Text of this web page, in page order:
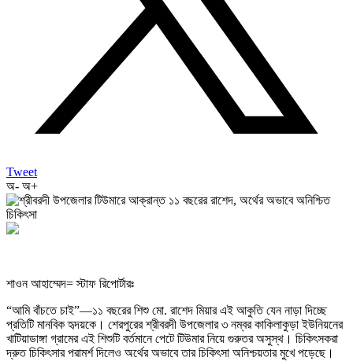
Tweet
অ- অ+
শাওন আহাম্মেদ= স্টাফ রিপোর্টারঃ
“আমি বাঁচতে চাই”—১১ বছরের শিশু মো. রাশেদ মিয়ার এই আকুতি যেন নাড়া দিচ্ছে
প্রতিটি মানবিক হৃদয়কে। শেরপুরের শ্রীবরদী উপজেলার ৩ নম্বর কাকিলাকুড়া ইউনিয়নের
খাটিয়াডাঙ্গা গ্রামের এই শিশুটি বর্তমানে পেটে টিউমার নিয়ে গুরুতর অসুস্থ। চিকিৎসকরা
দ্রুত চিকিৎসার পরামর্শ দিলেও অর্থের অভাবে তার চিকিৎসা অনিশ্চয়তার মুখে পড়েছে।